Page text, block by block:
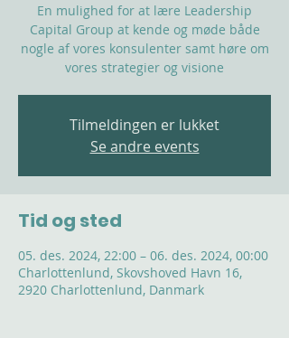
En mulighed for at lære Leadership
Capital Group at kende og møde både
nogle af vores konsulenter samt høre om
vores strategier og visione
Tilmeldingen er lukket
Se andre events
Tid og sted
05. des. 2024, 22:00 – 06. des. 2024, 00:00
Charlottenlund, Skovshoved Havn 16,
2920 Charlottenlund, Danmark